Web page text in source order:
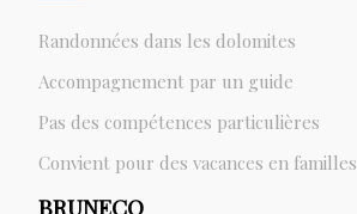
Randonnées dans les dolomites
Accompagnement par un guide
Pas des compétences particulières
Convient pour des vacances en familles
BRUNECO